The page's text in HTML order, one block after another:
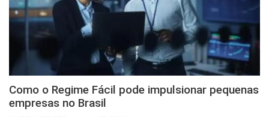
Como o Regime Fácil pode impulsionar pequenas
empresas no Brasil